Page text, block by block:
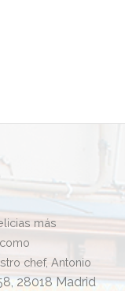
más
chef, Antonio
28018 Madrid